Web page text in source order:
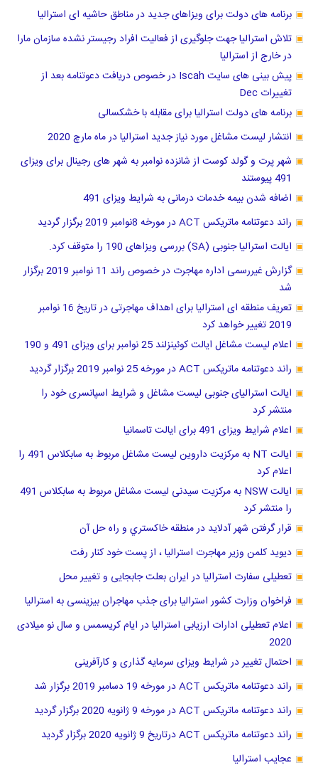
برنامه های دولت برای ویزاهای جدید در مناطق حاشیه ای استرالیا
تلاش استرالیا جهت جلوگیری از فعالیت افراد رجیستر نشده سازمان مارا
در خارج از استرالیا
پیش بینی های سایت Iscah در خصوص دریافت دعوتنامه بعد از
تغییرات Dec
برنامه های دولت استرالیا برای مقابله با خشکسالی
انتشار لیست مشاغل مورد نیاز جدید استرالیا در ماه مارچ 2020
شهر پرت و گولد کوست از شانزده نوامبر به شهر های رجینال برای ویزای
491 پیوستند
اضافه شدن بیمه خدمات درمانی به شرایط ویزای 491
راند دعوتنامه ماتریکس ACT در مورخه 8نوامبر 2019 برگزار گردید
ایالت استرالیا جنوبی (SA) بررسی ویزاهای 190 را متوقف کرد.
گزارش غیررسمی اداره مهاجرت در خصوص راند 11 نوامبر 2019 برگزار
شد
تعریف منطقه ای استرالیا برای اهداف مهاجرتی در تاریخ 16 نوامبر
2019 تغییر خواهد کرد
اعلام لیست مشاغل ایالت کوئینزلند 25 نوامبر برای ویزای 491 و 190
راند دعوتنامه ماتریکس ACT در مورخه 25 نوامبر 2019 برگزار گردید
ایالت استرالیای جنوبی لیست مشاغل و شرایط اسپانسری خود را
منتشر کرد
اعلام شرایط ویزای 491 برای ایالت تاسمانیا
ایالت NT به مرکزیت داروین لیست مشاغل مربوط به سابکلاس 491 را
اعلام کرد
ایالت NSW به مرکزیت سیدنی لیست مشاغل مربوط به سابکلاس 491
را منتشر کرد
قرار گرفتن شهر آدلاید در منطقه خاكستري و راه حل آن
دیوید کلمن وزیر مهاجرت استرالیا ، از پست خود کنار رفت
تعطیلی سفارت استرالیا در ایران بعلت جابجایی و تغییر محل
فراخوان وزارت کشور استرالیا برای جذب مهاجران بیزینسی به استرالیا
اعلام تعطیلی ادارات ارزیابی استرالیا در ایام کریسمس و سال نو میلادی
2020
احتمال تغییر در شرایط ویزای سرمایه گذاری و کارآفرینی
راند دعوتنامه ماتریکس ACT در مورخه 19 دسامبر 2019 برگزار شد
راند دعوتنامه ماتریکس ACT در مورخه 9 ژانویه 2020 برگزار گردید
راند دعوتنامه ماتریکس ACT درتاریخ 9 ژانویه 2020 برگزار گردید
عجایب استرالیا